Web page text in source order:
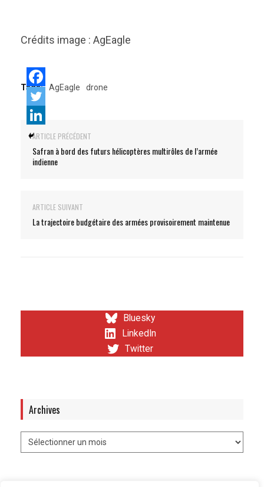
Crédits image : AgEagle
Tags: AgEagle drone
ARTICLE PRÉCÉDENT
Safran à bord des futurs hélicoptères multirôles de l’armée
indienne
ARTICLE SUIVANT
La trajectoire budgétaire des armées provisoirement maintenue
Bluesky
LinkedIn
Twitter
Archives